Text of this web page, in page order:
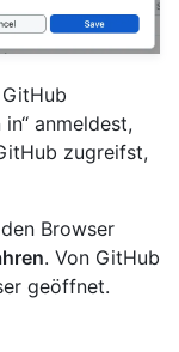
anmeldest,
zugreifst,
Browser
. Von GitHub
geöffnet.